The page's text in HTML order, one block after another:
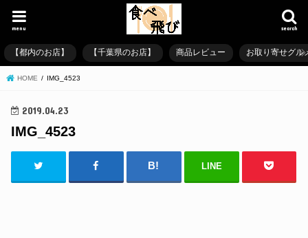
search
menu
【都内のお店】 【千葉県のお店】 商品レビュー お取り寄せグル
HOME IMG_4523
2019.04.23
IMG_4523
LINE